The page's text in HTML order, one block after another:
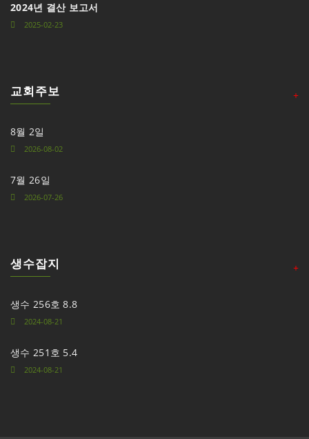
2024년 결산 보고서
2025-02-23
교회주보 +
8월 2일
2026-08-02
7월 26일
2026-07-26
생수잡지 +
생수 256호 8.8
2024-08-21
생수 251호 5.4
2024-08-21